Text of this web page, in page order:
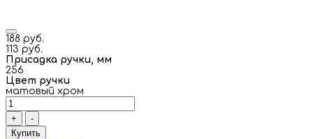
188 руб.
113 руб.
Присадка ручки, мм
256
Цвет ручки
матовый хром
+
-
Купить